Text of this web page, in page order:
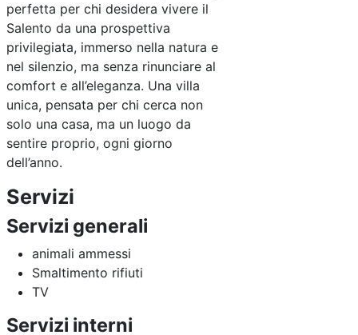
perfetta per chi desidera vivere il
Salento da una prospettiva
privilegiata, immerso nella natura e
nel silenzio, ma senza rinunciare al
comfort e all’eleganza. Una villa
unica, pensata per chi cerca non
solo una casa, ma un luogo da
sentire proprio, ogni giorno
dell’anno.
Servizi
Servizi generali
animali ammessi
Smaltimento rifiuti
TV
Servizi interni